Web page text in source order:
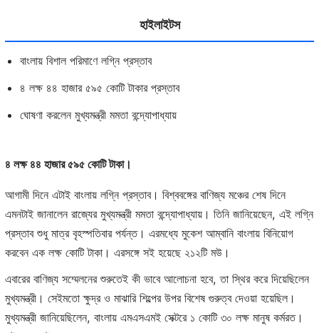
হাইলাইটস
বাংলায় বিশাল পরিমাণে লগ্নি প্রস্তাব
৪ লক্ষ ৪৪ হাজার ৫৯৫ কোটি টাকার প্রস্তাব
ঘোষণা করলেন মুখ্যমন্ত্রী মমতা বন্দ্যোপাধ্যায়
৪ লক্ষ ৪৪ হাজার ৫৯৫ কোটি টাকা।
আগামী দিনে এটাই বাংলায় লগ্নি প্রস্তাব। বিশ্ববঙ্গের বাণিজ্য মঞ্চের শেষ দিনে
এমনটাই জানালেন রাজ্যের মুখ্যমন্ত্রী মমতা বন্দ্যোপাধ্যায়। তিনি জানিয়েছেন, এই লগ্নি
প্রস্তাব শুধু মাত্র বৃহস্পতিবার পর্যন্ত। এরমধ্যে মুকেশ আম্বানি বাংলায় বিনিয়োগ
করবেন এক লক্ষ কোটি টাকা। এরসঙ্গে সই হয়েছে ২১২টি মউ।
এবারের বাণিজ্য সম্মেলনের শুরুতেই কী ভাবে আলোচনা হবে, তা স্থির করে দিয়েছিলেন
মুখ্যমন্ত্রী। সেইমতো ক্ষুদ্র ও মাঝারি শিল্পের উপর বিশেষ গুরুত্ব দেওয়া হয়েছিল।
মুখ্যমন্ত্রী জানিয়েছিলেন, বাংলায় এমএসএমই সেক্টরে ১ কোটি ৩০ লক্ষ মানুষ কর্মরত।